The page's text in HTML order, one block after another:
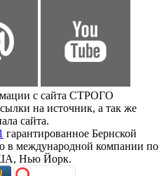
с сайта СТРОГО
на источник, а так же
сайта.
гарантированное Бернской
в международной компании по
Нью Йорк.